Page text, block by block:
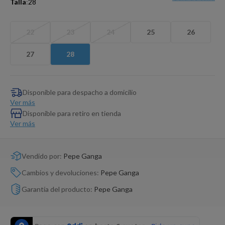
Talla:28
25 26
27 28
Disponible para despacho a domicilio
Ver más
Disponible para retiro en tienda
Ver más
Vendido por: Pepe Ganga
Cambios y devoluciones: Pepe Ganga
Garantía del producto: Pepe Ganga
Dinosaurio Juguete